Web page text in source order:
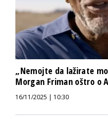
„Nemojte da lažirate
Morgan Friman oštro o
16/11/2025 | 10:30